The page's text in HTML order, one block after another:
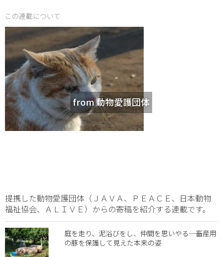
この連載について
from 動物愛護団体
提携した動物愛護団体（ＪＡＶＡ、ＰＥＡＣＥ、日本動物
福祉協会、ＡＬＩＶＥ）からの寄稿を紹介する連載です。
庭を走り、泥浴びをし、仲間を思いやる―― 畜産用
の豚を保護して見えた本来の姿